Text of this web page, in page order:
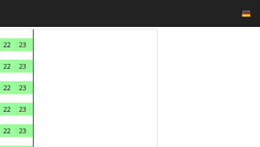
22
23
22
23
22
23
22
23
22
23